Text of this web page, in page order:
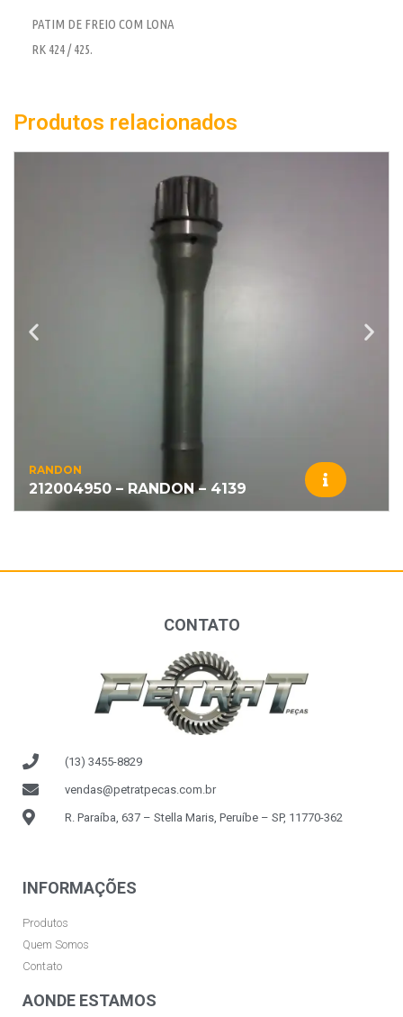
PATIM DE FREIO COM LONA
RK 424 / 425.
Produtos relacionados
RANDON
212004950 – RANDON – 4139
CONTATO
(13) 3455-8829
vendas@petratpecas.com.br
R. Paraíba, 637 – Stella Maris, Peruíbe – SP, 11770-362
INFORMAÇÕES
Produtos
Quem Somos
Contato
AONDE ESTAMOS